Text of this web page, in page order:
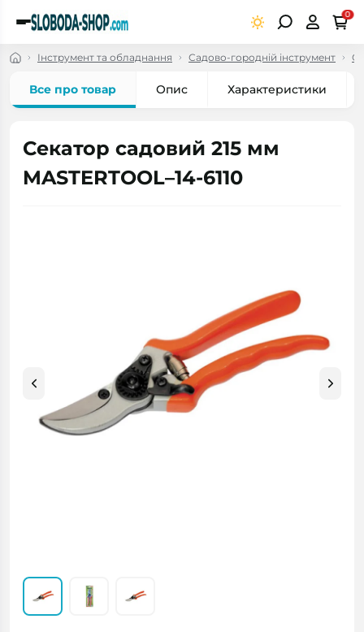
0
Інструмент та обладнання Садово-городній інструмент
Все про товар Опис Характеристики
Секатор садовий 215 мм
MASTERTOOL–14-6110